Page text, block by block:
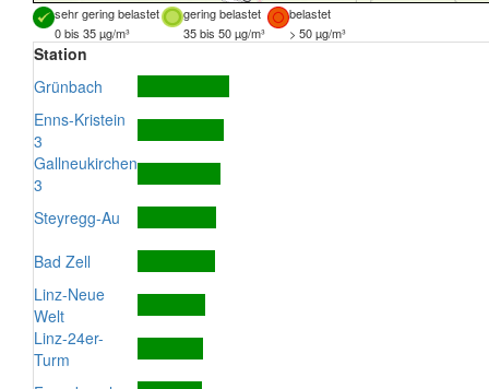
sehr gering belastet gering belastet
belastet
0 bis 35 µg/m³
35 bis 50 µg/m³ > 50 µg/m³
Station
Grünbach
Enns-Kristein
3
Gallneukirchen
3
Steyregg-Au
Bad Zell
Linz-Neue
Welt
Linz-24er-
Turm